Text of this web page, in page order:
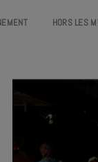
HORS LES